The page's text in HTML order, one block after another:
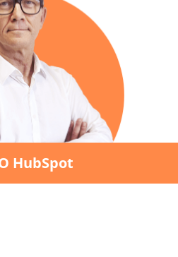
HubSpot